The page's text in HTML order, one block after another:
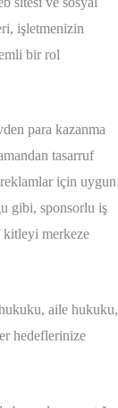
işletmenizin
bir rol
para kazanma
tasarruf
için uygun
gibi, sponsorlu iş
kitleyi merkeze
aile hukuku,
hedeflerinize